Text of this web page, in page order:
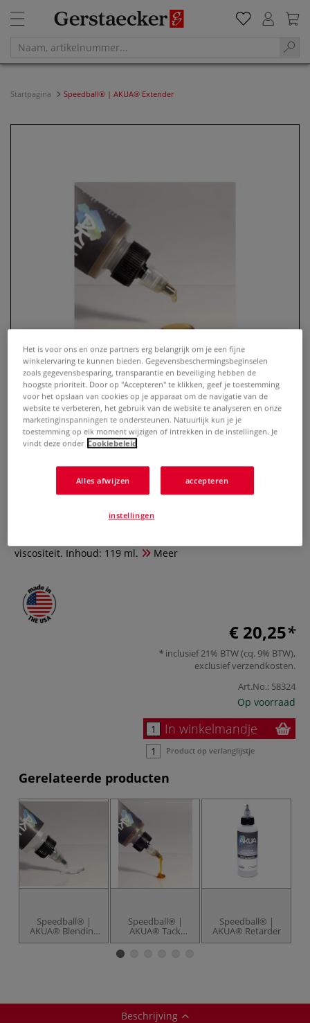
Startpagina Speedball® | AKUA® Extender
Speedball® | AKUA® Extender
0 Beoordeling
AKUA® Extender is te gebruiken met AKUA® Liquid
viscositeit. Inhoud: 119 ml.
Meer
€ 20,25
inclusief 21% BTW (cq. 9% BTW),
exclusiefverzendkosten.
Art.No.: 58324
Op voorraad
In winkelmandje
Product op verlanglijstje
Gerelateerde producten
Speedball® |
AKUA® Blending
Medium
Speedball® |
AKUA® Tack
Thickener
Speedball® |
AKUA® Retarder
Beschrijving
Het is voor ons en onze partners erg belangrijk om je een fijne
winkelervaring te kunnen bieden. Gegevensbeschermingsbeginselen
zoals gegevensbesparing, transparantie en beveiliging hebben de
hoogste prioriteit. Door op "Accepteren" te klikken, geef je toestemming
voor het opslaan van cookies op je apparaat om de navigatie van de
website te verbeteren, het gebruik van de website te analyseren en onze
marketinginspanningen te ondersteunen. Natuurlijk kun je je
toestemming op elk moment wijzigen of intrekken in de instellingen. Je
vindt deze onder Cookiebeleid
Alles afwijzen accepteren
instellingen